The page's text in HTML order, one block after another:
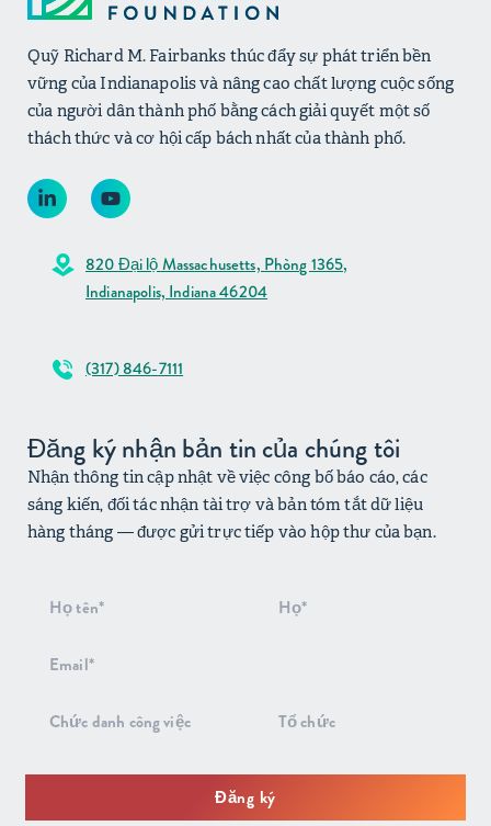
Quỹ Richard M. Fairbanks thúc đẩy sự phát triển bền
vững của Indianapolis và nâng cao chất lượng cuộc sống
của người dân thành phố bằng cách giải quyết một số
thách thức và cơ hội cấp bách nhất của thành phố.
820 Đại lộ Massachusetts, Phòng 1365,
Indianapolis, Indiana 46204
(317) 846-7111
Đăng ký nhận bản tin của chúng tôi
Nhận thông tin cập nhật về việc công bố báo cáo, các
sáng kiến, đối tác nhận tài trợ và bản tóm tắt dữ liệu
hàng tháng — được gửi trực tiếp vào hộp thư của bạn.
Đăng
nhận
Đăng ký